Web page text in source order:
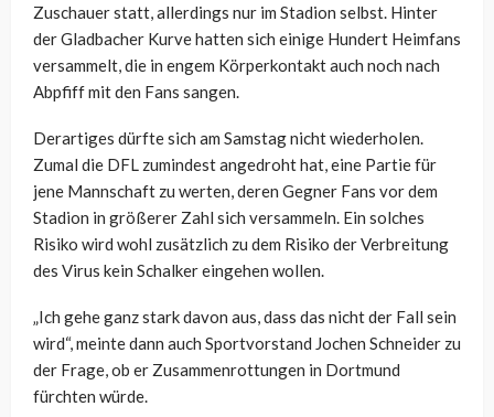
Zuschauer statt, allerdings nur im Stadion selbst. Hinter
der Gladbacher Kurve hatten sich einige Hundert Heimfans
versammelt, die in engem Körperkontakt auch noch nach
Abpfiff mit den Fans sangen.
Derartiges dürfte sich am Samstag nicht wiederholen.
Zumal die DFL zumindest angedroht hat, eine Partie für
jene Mannschaft zu werten, deren Gegner Fans vor dem
Stadion in größerer Zahl sich versammeln. Ein solches
Risiko wird wohl zusätzlich zu dem Risiko der Verbreitung
des Virus kein Schalker eingehen wollen.
„Ich gehe ganz stark davon aus, dass das nicht der Fall sein
wird“, meinte dann auch Sportvorstand Jochen Schneider zu
der Frage, ob er Zusammenrottungen in Dortmund
fürchten würde.